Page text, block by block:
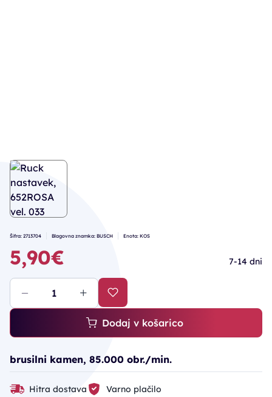
Šifra: 2713704 Blagovna znamka: BUSCH Enota: KOS
5,90€ 7-14 dni
Dodaj v košarico
brusilni kamen, 85.000 obr./min.
Hitra dostava
Varno plačilo